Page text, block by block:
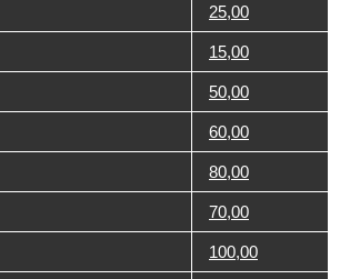
25,00
15,00
50,00
60,00
80,00
70,00
100,00